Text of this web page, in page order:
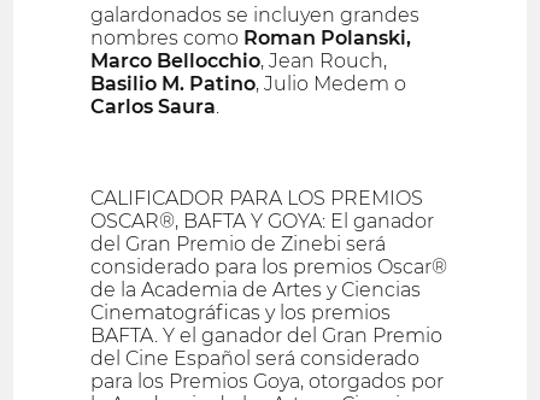
galardonados se incluyen grandes
nombres como Roman Polanski,
Marco Bellocchio, Jean Rouch,
Basilio M. Patino, Julio Medem o
Carlos Saura
CALIFICADOR PARA LOS PREMIOS
OSCAR®, BAFTA Y GOYA: El ganador
del Gran Premio de Zinebi será
considerado para los premios Oscar®
de la Academia de Artes y Ciencias
Cinematográficas y los premios
BAFTA. Y el ganador del Gran Premio
del Cine Español será considerado
para los Premios Goya, otorgados por